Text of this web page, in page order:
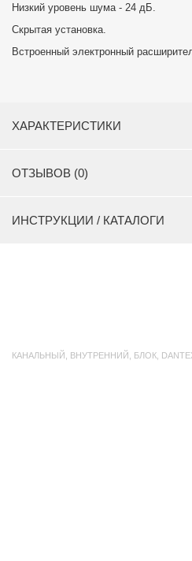
Низкий уровень шума - 24 дБ.
Скрытая установка.
Встроенный электронный
ХАРАКТЕРИСТИКИ
ОТЗЫВОВ (0)
ИНСТРУКЦИИ / КАТАЛОГИ
КАНАЛЬНЫЙ ВНУТРЕННИЙ БЛОК